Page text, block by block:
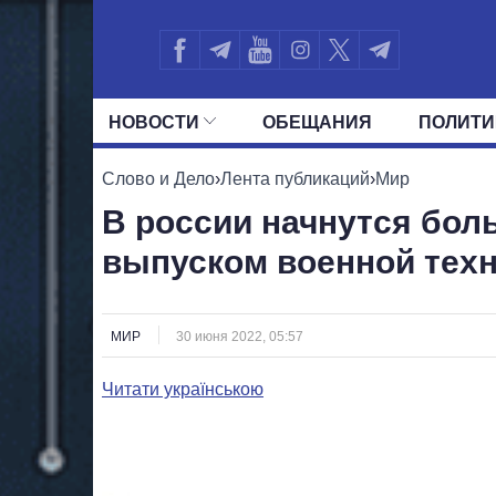
НОВОСТИ ОБЕЩАНИЯ
ВСЕ ПОЛИТИКИ ПРЕЗИДЕНТ И
Слово и Дело›Лента публикаций›Мир
В россии начнутся
выпуском военной
МИР 30 июня 2022, 05:57
Читати українською